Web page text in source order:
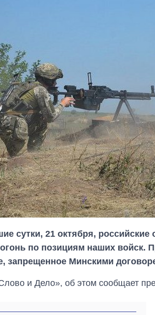
сутки, 21 октября, российские
по позициям наших войск.
запрещенное Минскими
и Дело», об этом сообщает